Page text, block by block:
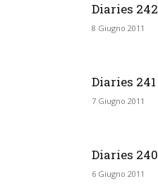
Diaries 242
8 Giugno 2011
Diaries 241
7 Giugno 2011
Diaries 240
6 Giugno 2011